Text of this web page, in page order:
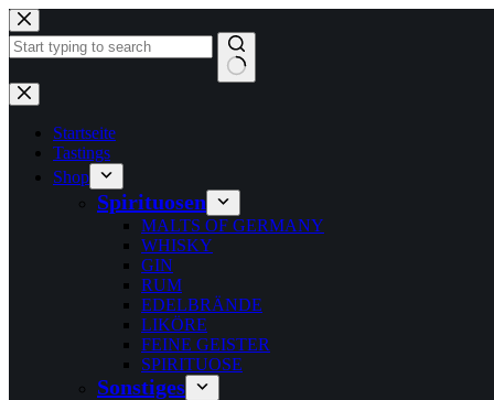
Zum
Inhalt
springen
Keine
Ergebnisse
Startseite
Tastings
Shop
Spirituosen
MALTS OF GERMANY
WHISKY
GIN
RUM
EDELBRÄNDE
LIKÖRE
FEINE GEISTER
SPIRITUOSE
Sonstiges